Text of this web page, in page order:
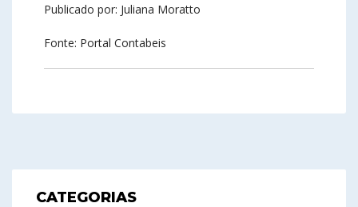
Publicado por: Juliana Moratto
Fonte: Portal Contabeis
CATEGORIAS